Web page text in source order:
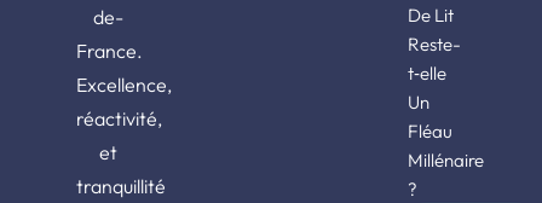
de-
France.
Excellence,
réactivité,
et
tranquillité
De Lit
Reste-
t‑elle
Un
Fléau
Millénaire
?